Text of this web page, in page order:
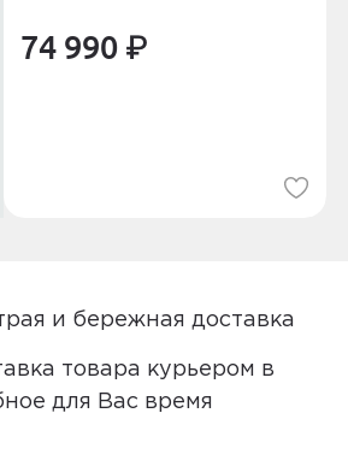
74 990 ₽
и бережная доставка
товара курьером в
для Вас время